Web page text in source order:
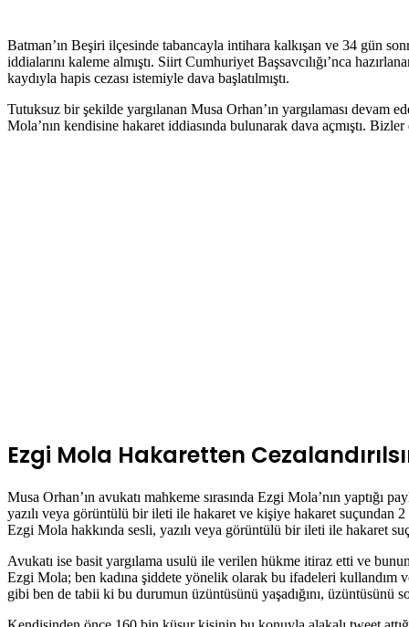
Batman’ın Beşiri ilçesinde tabancayla intihara kalkışan ve 34 gün
iddialarını kaleme almıştı. Siirt Cumhuriyet Başsavcılığı’nca
kaydıyla hapis cezası istemiyle dava başlatılmıştı.
Tutuksuz bir şekilde yargılanan Musa Orhan’ın yargılaması
Mola’nın kendisine hakaret iddiasında bulunarak dava açmıştı.
Ezgi Mola Hakaretten
Musa Orhan’ın avukatı mahkeme sırasında Ezgi Mola’nın yaptığı
yazılı veya görüntülü bir ileti ile hakaret ve kişiye hakaret suçundan
Ezgi Mola hakkında sesli, yazılı veya görüntülü bir ileti ile hakaret
Avukatı ise basit yargılama usulü ile verilen hükme itiraz etti ve
Ezgi Mola; ben kadına şiddete yönelik olarak bu ifadeleri kullandım
gibi ben de tabii ki bu durumun üzüntüsünü yaşadığını, üzüntüsünü